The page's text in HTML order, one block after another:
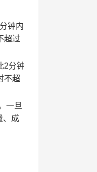
钟内
超过
2分钟
不超
一旦
、成